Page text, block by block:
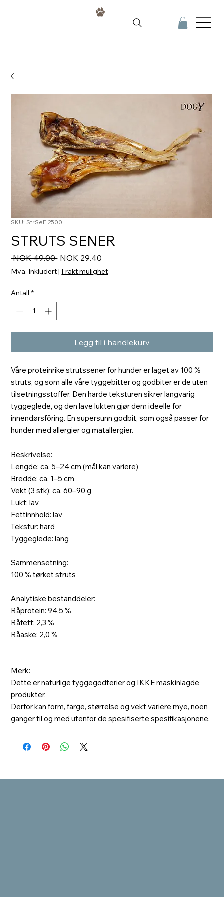
SKU: StrSeFl2500
STRUTS SENER
NOK 49.00 Vanlig
pris
NOK 29.40
Mva. Inkludert| Frakt mulighet
Antall *
Legg til i handlekurv
Våre proteinrike strutssener for hunder er laget av 100 %
struts, og som alle våre tyggebitter og godbiter er de uten
tilsetningsstoffer. Den harde teksturen sikrer langvarig
tyggeglede, og den lave lukten gjør dem ideelle for
innendørsfôring. En supersunn godbit, som også passer for
hunder med allergier og matallergier.
Beskrivelse:
Lengde: ca. 5–24 cm (mål kan variere)
Bredde: ca. 1–5 cm
Vekt (3 stk): ca. 60–90 g
Lukt: lav
Fettinnhold: lav
Tekstur: hard
Tyggeglede: lang
Sammensetning:
100 % tørket struts
Analytiske bestanddeler:
Råprotein: 94,5 %
Råfett: 2,3 %
Råaske: 2,0 %
Merk:
Dette er naturlige tyggegodterier og IKKE maskinlagde
produkter.
Derfor kan form, farge, størrelse og vekt variere mye, noen
ganger til og med utenfor de spesifiserte spesifikasjonene.